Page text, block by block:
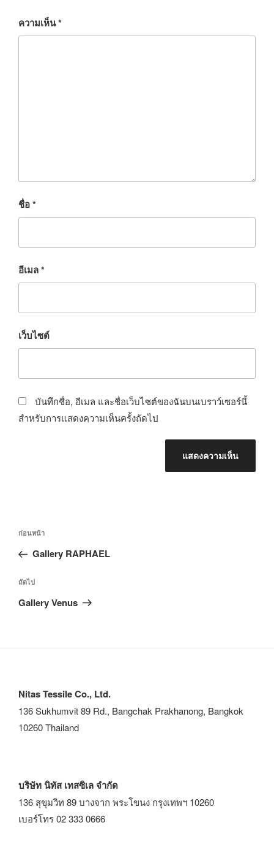
ความเห็น*
ชื่อ*
อีเมล*
เว็บไซต์
บันทึกชื่อ, อีเมล และชื่อเว็บไซต์ของฉันบนเบราว์เซอร์นี้
สำหรับการแสดงความเห็นครั้งถัดไป
ก่อนหน้า
Gallery RAPHAEL
ถัดไป
Gallery Venus
Nitas Tessile Co., Ltd.
136 Sukhumvit 89 Rd., Bangchak Prakhanong, Bangkok
10260 Thailand
บริษัท นิทัส เทสซิเล จำกัด
136 สุขุมวิท 89 บางจาก พระโขนง กรุงเทพฯ 10260
เบอร์โทร 02 333 0666